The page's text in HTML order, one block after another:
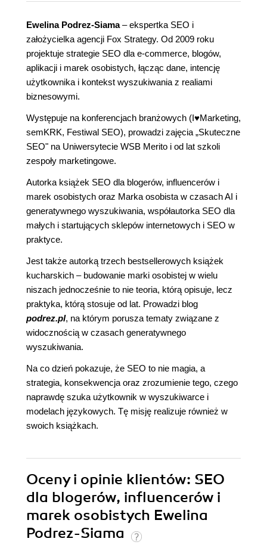
Ewelina Podrez-Siama– ekspertka SEO i
założycielka agencji Fox Strategy. Od 2009 roku
projektuje strategie SEO dla e-commerce, blogów,
aplikacji i marek osobistych, łącząc dane, intencję
użytkownika i kontekst wyszukiwania z realiami
biznesowymi.
Występuje na konferencjach branżowych (I ♥Marketing,
semKRK, Festiwal SEO), prowadzi zajęcia „Skuteczne
SEO" na Uniwersytecie WSB Merito i od lat szkoli
zespoły marketingowe.
Autorka książek SEO dla blogerów, influencerów i
marek osobistych oraz Marka osobista w czasach AI i
generatywnego wyszukiwania, współautorka SEO dla
małych i startujących sklepów internetowych i SEO w
praktyce.
Jest także autorką trzech bestsellerowych książek
kucharskich – budowanie marki osobistej w wielu
niszach jednocześnie to nie teoria, którą opisuje, lecz
praktyka, którą stosuje od lat. Prowadzi blog
podrez.pl, na którym porusza tematy związane z
widocznością w czasach generatywnego
wyszukiwania.
Na co dzień pokazuje, że SEO to nie magia, a
strategia, konsekwencja oraz zrozumienie tego, czego
naprawdę szuka użytkownik w wyszukiwarce i
modelach językowych. Tę misję realizuje również w
swoich książkach.
Oceny i opinie klientów: SEO
dla blogerów, influencerów i
marek osobistych Ewelina
Podrez-Siama